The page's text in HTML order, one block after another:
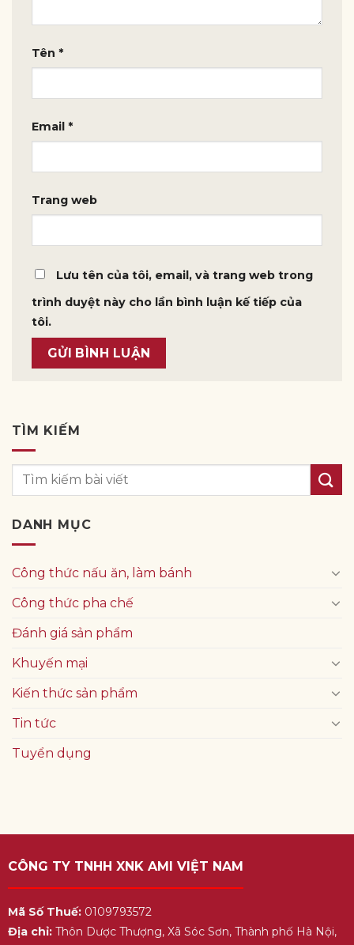
Tên *
Email *
Trang web
Lưu tên của tôi, email, và trang web trong
trình duyệt này cho lần bình luận kế tiếp của
tôi.
TÌM KIẾM
DANH MỤC
Công thức nấu ăn, làm bánh
Công thức pha chế
Đánh giá sản phẩm
Khuyến mại
Kiến thức sản phẩm
Tin tức
Tuyển dụng
CÔNG TY TNHH XNK AMI VIỆT NAM
Mã Số Thuế:0109793572
Địa chỉ:Thôn Dược Thượng, Xã Sóc Sơn, Thành phố Hà Nội,